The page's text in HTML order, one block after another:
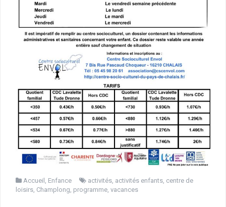
Accueil , Enfance activités, activités enfants, centre de
loisirs, Champlong, programme, vacances